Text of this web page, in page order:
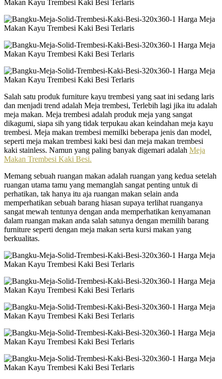
Salah satu produk furniture kayu trembesi yang saat ini sedang laris
dan menjadi trend adalah Meja trembesi, Terlebih lagi jika itu adalah
meja makan. Meja trembesi adalah produk meja yang sangat
dikagumi, siapa sih yang tidak terpukau akan keindahan meja kayu
trembesi. Meja makan trembesi memilki beberapa jenis dan model,
seperti meja makan trembesi kaki besi dan meja makan trembesi
kaki stainless. Namun yang paling banyak digemari adalah Meja
Makan Trembesi Kaki Besi.
Memang sebuah ruangan makan adalah ruangan yang kedua setelah
ruangan utama tamu yang memanglah sangat penting untuk di
perhatikan, tak hanya itu aja ruangan makan selain anda
memperhatikan sebuah barang hiasan supaya terlihat ruanganya
sangat mewah tentunya dengan anda memperhatikan kenyamanan
dalam ruangan makan anda salah satunya dengan memilih barang
furniture seperti dengan meja makan serta kursi makan yang
berkualitas.